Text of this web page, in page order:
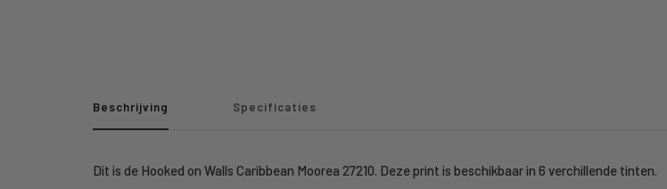
Beschrijving Specificaties
Dit is de Hooked on Walls Caribbean Moorea 27210. Deze print is beschikbaar in 6 verchillende tinten.